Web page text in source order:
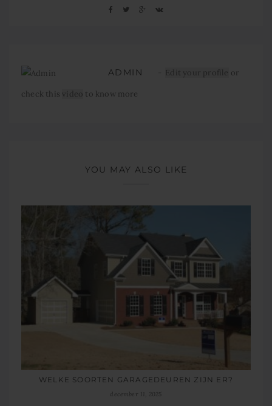
ADMIN Edit your profile or
check this video to know more
YOU MAY ALSO LIKE
WELKE SOORTEN GARAGEDEUREN ZIJN ER?
december 11, 2025